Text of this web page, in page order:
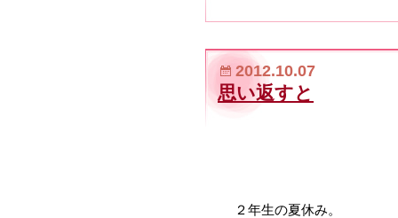
2012.10.07
思い返すと
２年生の夏休み。